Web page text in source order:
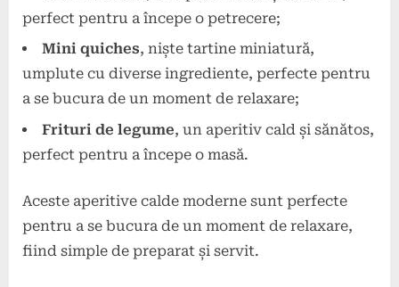
perfect pentru a începe o petrecere;
Mini quiches, niște tartine miniatură,
umplute cu diverse ingrediente, perfecte pentru
a se bucura de un moment de relaxare;
Frituri de legume, un aperitiv cald și sănătos,
perfect pentru a începe o masă.
Aceste aperitive calde moderne sunt perfecte
pentru a se bucura de un moment de relaxare,
fiind simple de preparat și servit.